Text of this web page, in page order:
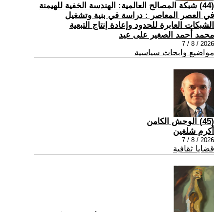
(44) شبكة المصالح العالمية: الهندسة الخفية للهيمنة
في العصر المعاصر : دراسة في بنية وتشغيل
الشبكات العابرة للحدود وإعادة إنتاج التبعية
محمد أحمد الصغير على عيد
2026 / 8 / 7
مواضيع وابحاث سياسية
(45) الوحش الكامن
أكرم شلغين
2026 / 8 / 7
قضايا ثقافية